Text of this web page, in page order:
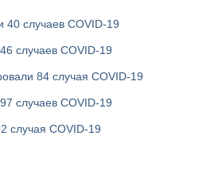
40 случаев COVID-19
случаев COVID-19
84 случая COVID-19
случаев COVID-19
случая COVID-19